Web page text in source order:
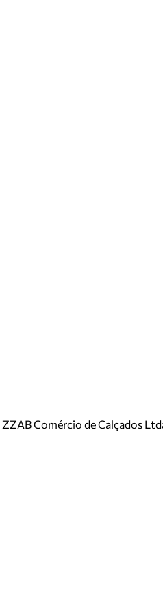
ZZAB Comércio de Calçados